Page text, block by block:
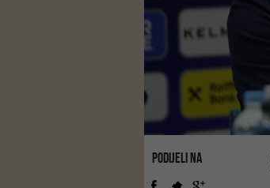
PODIJELI NA